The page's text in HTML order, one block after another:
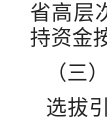
省高层
持资金
（三
选拔